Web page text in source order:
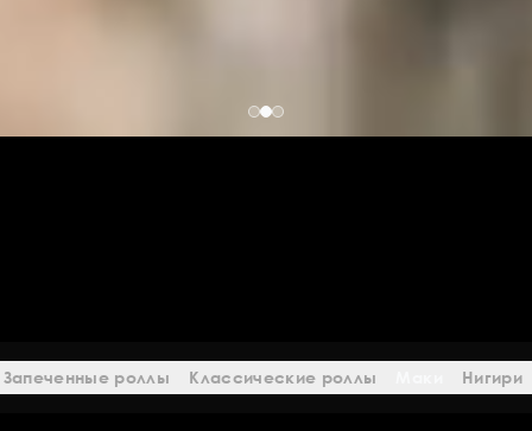
Запеченные роллы Классические роллы Нигири